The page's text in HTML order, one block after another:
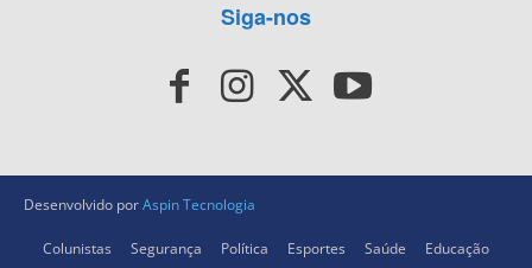
Siga-nos
Desenvolvido porAspin Tecnologia
Colunistas Segurança Política Esportes Saúde
Educação